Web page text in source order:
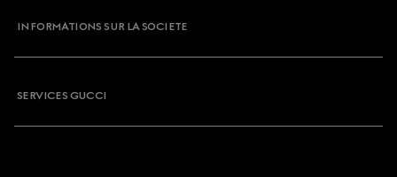
INFORMATIONS SUR LA SOCIETE
SERVICES GUCCI